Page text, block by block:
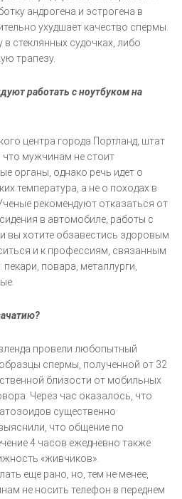
андрогена и эстрогена в
ухудшает качество спермы.
стеклянных судочках, либо
трапезу.
работать с ноутбуком на
центра города Портланд, штат
мужчинам не стоит
органы, однако речь идет о
температура, а не о походах в
рекомендуют отказаться от
в автомобиле, работы с
вы хотите обзавестись здоровым
и к профессиям, связанным
повара, металлурги,
провели любопытный
спермы, полученной от 32
близости от мобильных
Через час оказалось, что
существенно
что общение по
4 часов ежедневно также
«живчиков».
еще рано, но, тем не менее,
не носить телефон в переднем